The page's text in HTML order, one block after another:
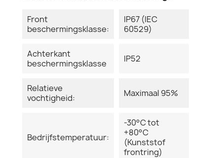
Front
beschermingsklasse:
IP67 (IEC
60529)
Achterkant
beschermingsklasse
IP52
Relatieve
vochtigheid:
Maximaal 95%
Bedrijfstemperatuur:
-30°C tot
+80°C
(Kunststof
frontring)